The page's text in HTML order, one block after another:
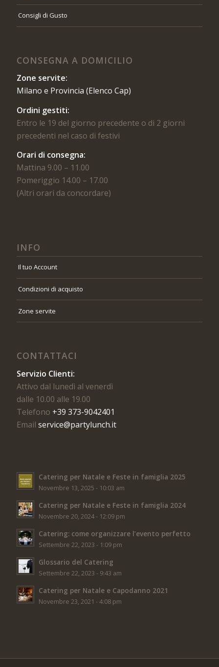
Consigli di Gusto
CONSEGNA A DOMICILIO
Zone servite:
Milano e Provincia (Elenco Cap)
Ordini gestiti:
Entro le 19 del giorno precedente o di 2 giorni
precedenti nel caso di festivi
Orari di consegna:
Mattina 9.00 – 11.00
Pomeriggio 14.00 – 17.00
(Altri orari da concordare)
INFO
Il tuo Account
Condizioni di acquisto
Zone servite
CONTATTACI
Servizio Clienti:
Attivo dal lunedì al venerdì
dalle 10.00 alle 19.00
Telefono +39 373-9042401
Email service@partylunch.it
Catering per Natale e Feste in famiglia 2025
Novembre 13, 2025 - 10:03 am
Catering per Natale e Feste in famiglia 2024
Novembre 20, 2024 - 12:09 pm
Catering: come organizzare l’evento perfetto
Settembre 22, 2023 - 1:09 pm
Glossario del Catering
Settembre 22, 2023 - 9:43 am
Catering per Natale e Capodanno 2021
Novembre 23, 2021 - 4:08 pm